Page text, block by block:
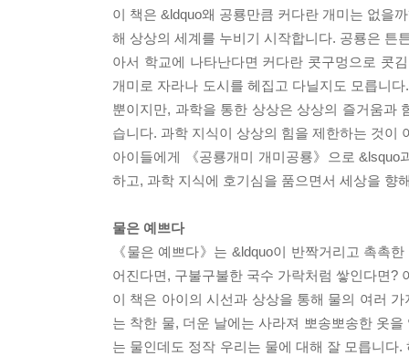
이 책은 &ldquo왜 공룡만큼 커다란 개미는 없을
해 상상의 세계를 누비기 시작합니다. 공룡은 튼
아서 학교에 나타난다면 커다란 콧구멍으로 콧
개미로 자라나 도시를 헤집고 다닐지도 모릅니
뿐이지만, 과학을 통한 상상은 상상의 즐거움과
습니다. 과학 지식이 상상의 힘을 제한하는 것이
아이들에게 《공룡개미 개미공룡》으로
하고, 과학 지식에 호기심을 품으면서 세상을 향
물은 예쁘다
《물은 예쁘다》는 &ldquo이 반짝거리고 촉촉
어진다면, 구불구불한 국수 가락처럼 쌓인다면?
이 책은 아이의 시선과 상상을 통해 물의 여러
는 착한 물, 더운 날에는 사라져 뽀송뽀송한 옷
는 물인데도 정작 우리는 물에 대해 잘 모릅니